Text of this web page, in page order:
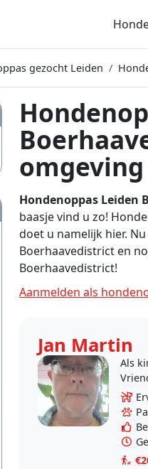
gezocht Leiden
Hondenoppas Leiden
baasje vind u zo!
doet u namelijk hier.
Boerhaavedistrict en
Boerhaavedistrict!
Aanmelden als
Jan Martin
Als